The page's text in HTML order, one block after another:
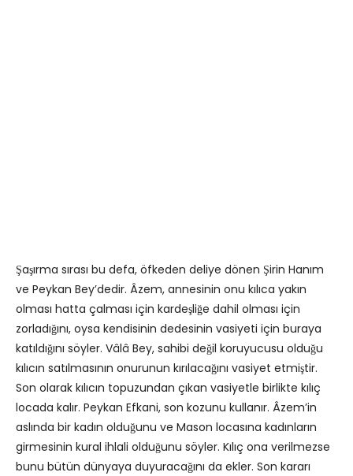
Şaşırma sırası bu defa, öfkeden deliye dönen Şirin Hanım
ve Peykan Bey’dedir. Âzem, annesinin onu kılıca yakın
olması hatta çalması için kardeşliğe dahil olması için
zorladığını, oysa kendisinin dedesinin vasiyeti için buraya
katıldığını söyler. Vâlâ Bey, sahibi değil koruyucusu olduğu
kılıcın satılmasının onurunun kırılacağını vasiyet etmiştir.
Son olarak kılıcın topuzundan çıkan vasiyetle birlikte kılıç
locada kalır. Peykan Efkani, son kozunu kullanır. Âzem’in
aslında bir kadın olduğunu ve Mason locasına kadınların
girmesinin kural ihlali olduğunu söyler. Kılıç ona verilmezse
bunu bütün dünyaya duyuracağını da ekler. Son kararı